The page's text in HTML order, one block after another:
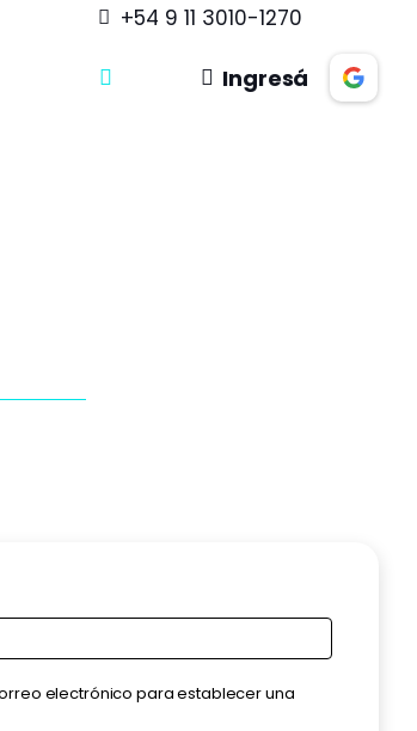
+54 9 11 3010-1270
Ingresá
electrónico para establecer una